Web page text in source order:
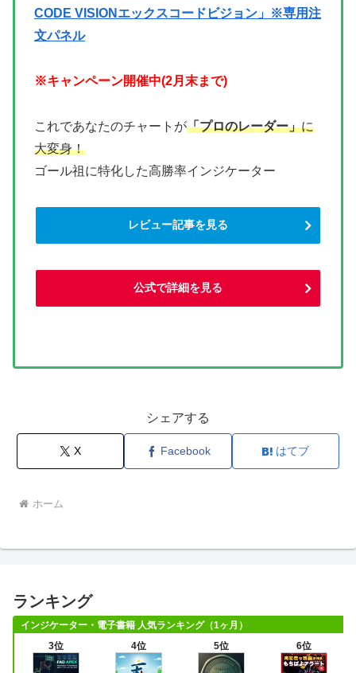
CODE VISIONエックスコードビジョン」※専用注
文パネル
※キャンペーン開催中(2月末まで)
これであなたのチャートが「プロのレーダー」に
大変身！
ゴール祖に特化した高勝率インジケーター
レビュー記事を見る
公式で詳細を見る
シェアする
X Facebook はてブ
ホーム
ランキング